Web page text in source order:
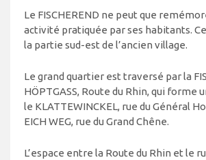
Le FISCHEREND ne peut que
activité pratiquée par ses habitants.
la partie sud-est de l’ancien village.
Le grand quartier est traversé par la
HÖPTGASS, Route du Rhin, qui forme
le KLATTEWINCKEL, rue du Général
EICH WEG, rue du Grand Chêne.
L’espace entre la Route du Rhin et le